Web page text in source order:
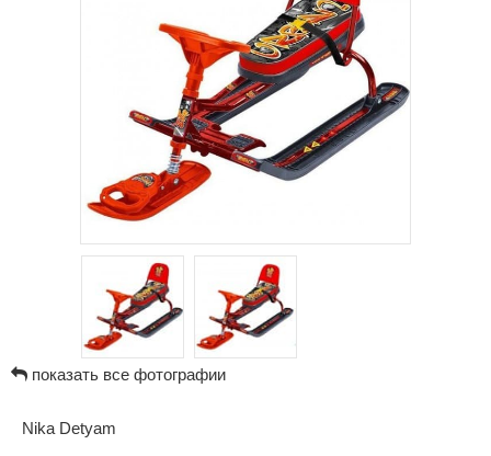
показать все фотографии
Nika Detyam